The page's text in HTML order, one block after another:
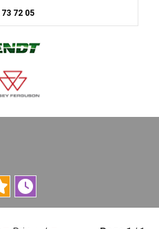
73 72 05